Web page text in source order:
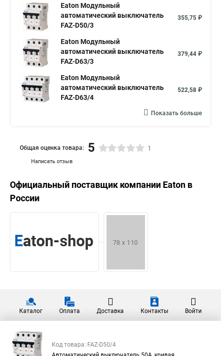
Eaton Модульный
автоматический выключатель
FAZ-D50/3
355,75 ₽
Eaton Модульный
автоматический выключатель
FAZ-D63/3
379,44 ₽
Eaton Модульный
автоматический выключатель
FAZ-D63/4
522,58 ₽
Показать больше
Написать отзыв
Общая оценка товара: 5 1
Официальный поставщик компании Eaton в
России
Каталог Оплата Доставка Контакты Войти
Код товара: FAZ-D50/4